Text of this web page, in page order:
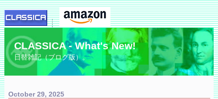
CLASSICA - What's New!
日替雑記（ブログ版）。
October 29, 2025